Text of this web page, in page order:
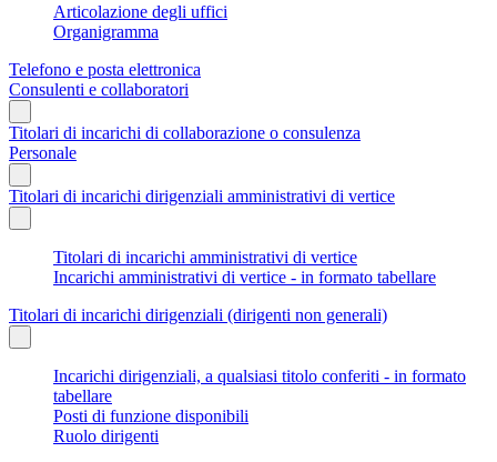
Articolazione degli uffici
Organigramma
Telefono e posta elettronica
Consulenti e collaboratori
Titolari di incarichi di collaborazione o consulenza
Personale
Titolari di incarichi dirigenziali amministrativi di vertice
Titolari di incarichi amministrativi di vertice
Incarichi amministrativi di vertice - in formato tabellare
Titolari di incarichi dirigenziali (dirigenti non generali)
Incarichi dirigenziali, a qualsiasi titolo conferiti - in formato
tabellare
Posti di funzione disponibili
Ruolo dirigenti